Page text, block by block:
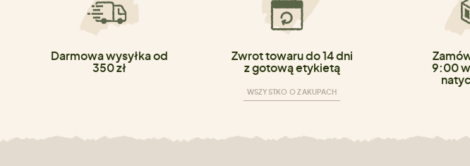
Darmowa wysyłka od
350 zł
Zwrot towaru do 14 dni
z gotową etykietą
WSZYSTKO O ZAKUPACH
9:00